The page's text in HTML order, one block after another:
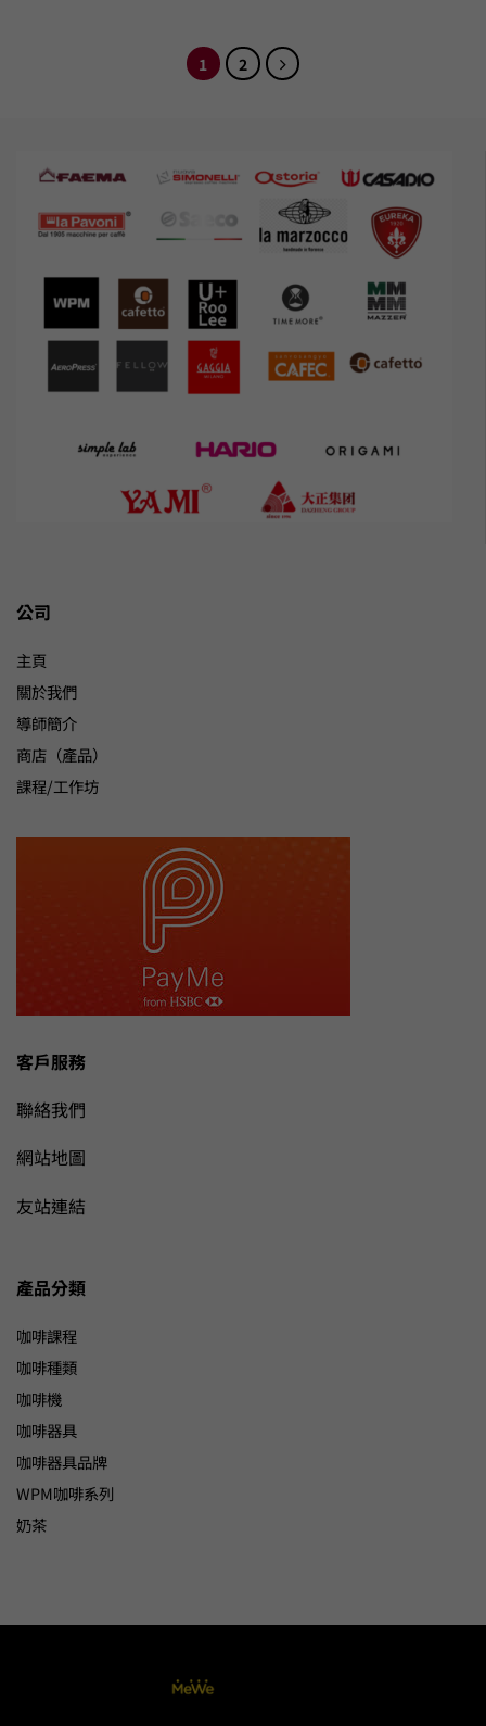
1 2
公司
主頁
關於我們
導師簡介
商店（產品）
課程/工作坊
客戶服務
聯絡我們
網站地圖
友站連結
產品分類
咖啡課程
咖啡種類
咖啡機
咖啡器具
咖啡器具品牌
WPM咖啡系列
奶茶